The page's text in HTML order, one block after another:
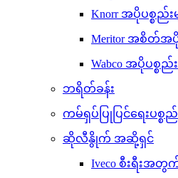
Knorr အပိုပစ္စည်းမ
Meritor အစိတ်အပို
Wabco အပိုပစ္စည်း
ဘရိတ်ခန်း
ကမ်ရှပ်ပြုပြင်ရေးပစ္စည်း
ဆိုလီနွိုက် အဆို့ရှင်
Iveco စီးရီးအ